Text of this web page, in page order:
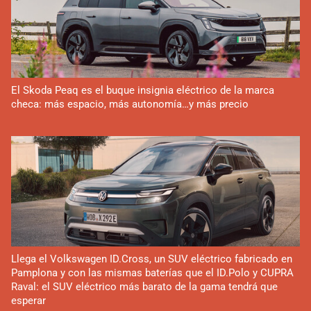
El Skoda Peaq es el buque insignia eléctrico de la marca
checa: más espacio, más autonomía…y más precio
Llega el Volkswagen ID.Cross, un SUV eléctrico fabricado en
Pamplona y con las mismas baterías que el ID.Polo y CUPRA
Raval: el SUV eléctrico más barato de la gama tendrá que
esperar